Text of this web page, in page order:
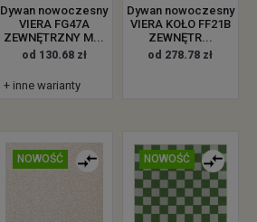
Dywan nowoczesny
VIERA FG47A
ZEWNĘTRZNY M...
od 130.68 zł
+ inne warianty
Dywan nowoczesny
VIERA KOŁO FF21B
ZEWNĘTR...
od 278.78 zł
NOWOŚĆ NOWOŚĆ